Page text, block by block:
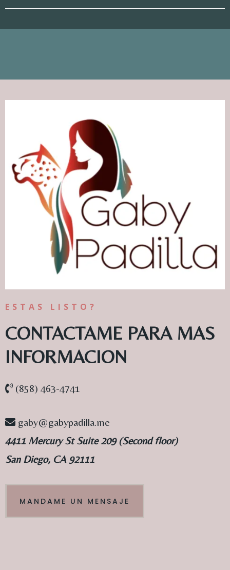
ESTAS LISTO?
CONTACTAME PARA MAS
INFORMACION
(858) 463-4741
gaby@gabypadilla.me
4411 Mercury St Suite 209 (Second floor)
San Diego, CA 92111
MANDAME UN MENSAJE